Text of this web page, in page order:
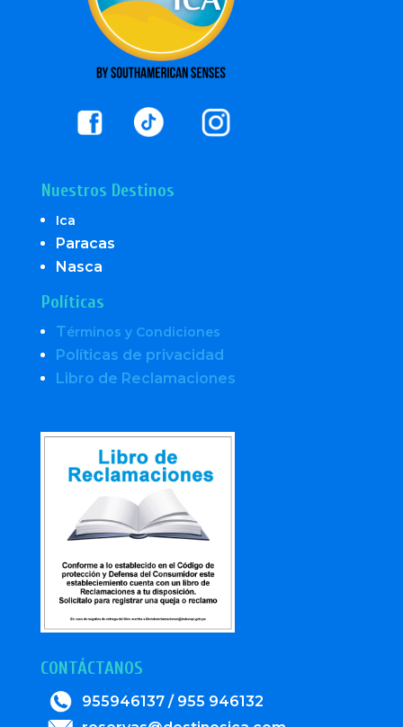
Nuestros Destinos
Ica
Paracas
Nasca
Políticas
Términos y Condiciones
Políticas de privacidad
Libro de Reclamaciones
CONTÁCTANOS
955946137 / 955 946132